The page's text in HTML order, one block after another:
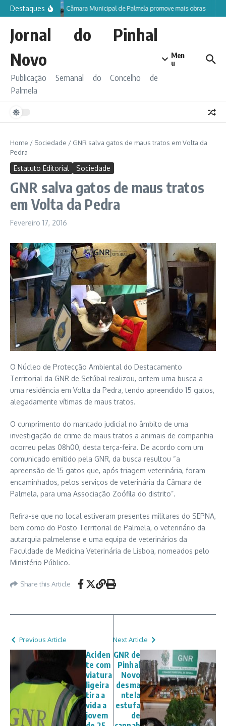
Ir para o conteúdo
Destaques Câmara Municipal de Palmela promove mais obras
Jornal do Pinhal
Novo
Publicação Semanal do Concelho de
Palmela
Men
u
Home / Sociedade / GNR salva gatos de maus tratos em Volta da
Pedra
Estatuto Editorial Sociedade
GNR salva gatos de maus tratos
em Volta da Pedra
Fevereiro 17, 2016
O Núcleo de Protecção Ambiental do Destacamento
Territorial da GNR de Setúbal realizou, ontem uma busca a
uma residência em Volta da Pedra, tendo apreendido 15 gatos,
alegadamente vítimas de maus tratos.
O cumprimento do mantado judicial no âmbito de uma
investigação de crime de maus tratos a animais de companhia
ocorreu pelas 08h00, desta terça-feira. De acordo com um
comunicado emitido pela GNR, da busca resultou “a
apreensão de 15 gatos que, após triagem veterinária, foram
encaminhados, pelos serviços de veterinária da Câmara de
Palmela, para uma Associação Zoófila do distrito”.
Refira-se que no local estiveram presentes militares do SEPNA,
bem como do Posto Territorial de Palmela, o veterinário da
autarquia palmelense e uma equipa de veterinários da
Faculdade de Medicina Veterinária de Lisboa, nomeados pelo
Ministério Público.
Share this Article
Previous Article
Aciden
te com
viatura
ligeira
tira a
vida a
jovem
Next Article
GNR de
Pinhal
Novo
desma
ntela
estufa
de